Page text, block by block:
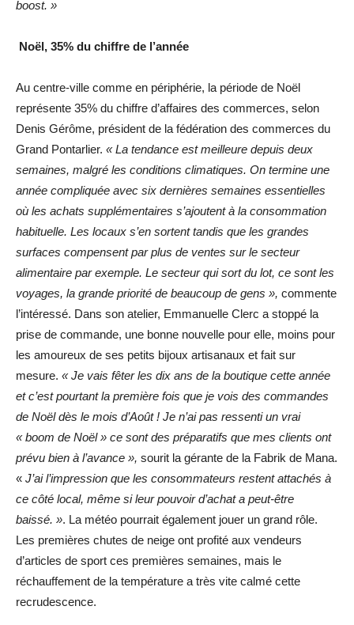
boost. »
Noël, 35% du chiffre de l’année
Au centre-ville comme en périphérie, la période de Noël
représente 35% du chiffre d’affaires des commerces, selon
Denis Gérôme, président de la fédération des commerces du
Grand Pontarlier. « La tendance est meilleure depuis deux
semaines, malgré les conditions climatiques. On termine une
année compliquée avec six dernières semaines essentielles
où les achats supplémentaires s’ajoutent à la consommation
habituelle. Les locaux s’en sortent tandis que les grandes
surfaces compensent par plus de ventes sur le secteur
alimentaire par exemple. Le secteur qui sort du lot, ce sont les
voyages, la grande priorité de beaucoup de gens », commente
l’intéressé. Dans son atelier, Emmanuelle Clerc a stoppé la
prise de commande, une bonne nouvelle pour elle, moins pour
les amoureux de ses petits bijoux artisanaux et fait sur
mesure. « Je vais fêter les dix ans de la boutique cette année
et c’est pourtant la première fois que je vois des commandes
de Noël dès le mois d’Août ! Je n’ai pas ressenti un vrai
« boom de Noël » ce sont des préparatifs que mes clients ont
prévu bien à l’avance », sourit la gérante de la Fabrik de Mana.
« J’ai l’impression que les consommateurs restent attachés à
ce côté local, même si leur pouvoir d’achat a peut-être
baissé. ». La météo pourrait également jouer un grand rôle.
Les premières chutes de neige ont profité aux vendeurs
d’articles de sport ces premières semaines, mais le
réchauffement de la température a très vite calmé cette
recrudescence.